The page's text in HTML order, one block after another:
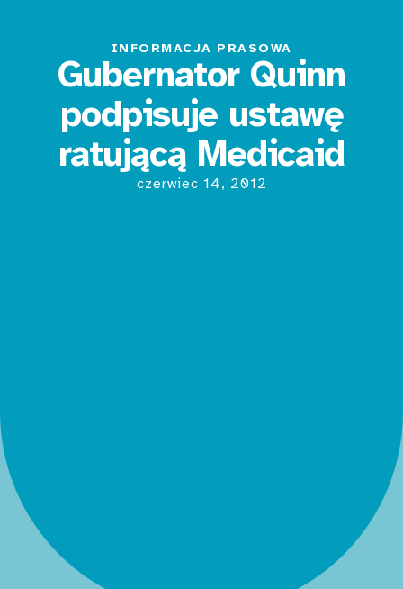
INFORMACJA PRASOWA
Gubernator Quinn
podpisuje ustawę
ratującą Medicaid
czerwiec 14, 2012